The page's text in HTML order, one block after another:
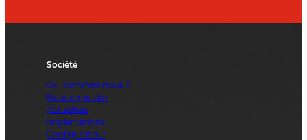
Société
Qui sommes-nous ?
Nous rejoindre
Actualités
Implantations
Configurateur